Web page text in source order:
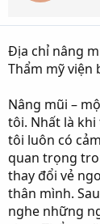
s
a
r
t
e
r
i
Địa chỉ nâng
Thẩm mỹ viện
Nâng mũi –
tôi. Nhất là khi
tôi luôn có
quan trọng
thay đổi vẻ
thân mình.
nghe những